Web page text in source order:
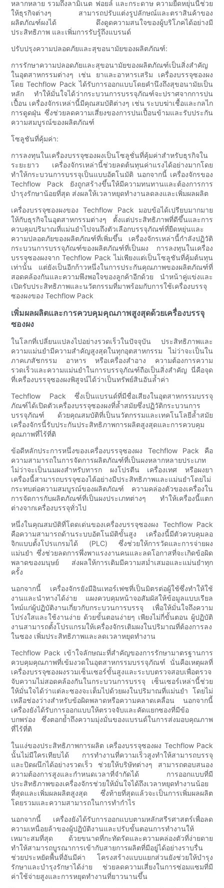
หลากหลาย รวมถึงลามิเนต ฟอยล์ และกระดาษ ความยืดหยุ่นนี้ช่วย
ให้ธุรกิจต่างๆ สามารถปรับแต่งรูปลักษณ์และตราสินค้าของ
ผลิตภัณฑ์ผงได้ ดึงดูดความสนใจของผู้บริโภคได้อย่างมี
ประสิทธิภาพ และเพิ่มการรับรู้ถึงแบรนด์
ปรับปรุงความปลอดภัยและสุขอนามัยของผลิตภัณฑ์:
การรักษาความปลอดภัยและสุขอนามัยของผลิตภัณฑ์เป็นสิ่งสำคัญ
ในอุตสาหกรรมต่างๆ เช่น ยาและอาหารเสริม เครื่องบรรจุซองผง
โดย Techflow Pack ได้รับการออกแบบโดยคำนึงถึงสุขอนามัยเป็น
หลัก ทำให้มั่นใจได้ว่ากระบวนการบรรจุภัณฑ์จะปราศจากการปน
เปื้อน เครื่องจักรเหล่านี้มีคุณสมบัติต่างๆ เช่น ระบบฆ่าเชื้อและกลไก
การดูดฝุ่น ซึ่งช่วยลดความเสี่ยงของการปนเปื้อนข้ามและรับประกัน
ความสมบูรณ์ของผลิตภัณฑ์
โซลูชันที่คุ้มค่า:
การลงทุนในเครื่องบรรจุซองผงเป็นโซลูชั่นที่คุ้มค่าสำหรับธุรกิจใน
ระยะยาว เครื่องจักรเหล่านี้ช่วยลดต้นทุนค่าแรงได้อย่างมากโดย
ทำให้กระบวนการบรรจุเป็นแบบอัตโนมัติ นอกจากนี้ เครื่องจักรของ
Techflow Pack ยังถูกสร้างขึ้นให้มีความทนทานและต้องการการ
บำรุงรักษาน้อยที่สุด ส่งผลให้เวลาหยุดทำงานลดลงและเพิ่มผลผลิต
เครื่องบรรจุซองผงของ Techflow Pack มอบข้อได้เปรียบมากมาย
ให้กับธุรกิจในอุตสาหกรรมต่างๆ ตั้งแต่ประสิทธิภาพที่ดีขึ้นและการ
ควบคุมปริมาณที่แม่นยำไปจนถึงตัวเลือกบรรจุภัณฑ์ที่ยืดหยุ่นและ
ความปลอดภัยของผลิตภัณฑ์ที่เพิ่มขึ้น เครื่องจักรเหล่านี้กำลังปฏิวัติ
กระบวนการบรรจุภัณฑ์ของผลิตภัณฑ์ที่เป็นผง การลงทุนในเครื่อง
บรรจุซองผงจาก Techflow Pack ไม่เพียงแต่เป็นโซลูชันที่คุ้มต้นทุน
เท่านั้น แต่ยังเป็นอีกก้าวหนึ่งในการประกันคุณภาพของผลิตภัณฑ์ที่
สอดคล้องกันและความพึงพอใจของลูกค้าอีกด้วย นำหน้าคู่แข่งและ
เปิดรับประสิทธิภาพและนวัตกรรมที่มาพร้อมกับการใช้เครื่องบรรจุ
ซองผงของ Techflow Pack
เพิ่มผลผลิตและการควบคุมคุณภาพสูงสุดด้วยเครื่องบรรจุ
ซองผง
ในโลกที่เปลี่ยนแปลงไปอย่างรวดเร็วในปัจจุบัน ประสิทธิภาพและ
ความแม่นยำมีความสำคัญสูงสุดในทุกอุตสาหกรรม ไม่ว่าจะเป็นใน
ภาคเภสัชกรรม อาหาร หรือเครื่องสำอาง ความต้องการความ
รวดเร็วและความแม่นยำในการบรรจุภัณฑ์ถือเป็นสิ่งสำคัญ นี่คือจุด
ที่เครื่องบรรจุซองผงพิสูจน์ได้ว่าเป็นทรัพย์สินอันล้ำค่า
Techflow Pack ซึ่งเป็นแบรนด์ที่มีชื่อเสียงในอุตสาหกรรมบรรจุ
ภัณฑ์ได้เปิดตัวเครื่องบรรจุซองผงที่ล้ำสมัยซึ่งปฏิวัติกระบวนการ
บรรจุภัณฑ์ ด้วยคุณสมบัติที่เป็นนวัตกรรมและเทคโนโลยีล้ำสมัย
เครื่องจักรนี้รับประกันประสิทธิภาพการผลิตสูงสุดและการควบคุม
คุณภาพที่ไร้ที่ติ
ข้อดีหลักประการหนึ่งของเครื่องบรรจุซองผง Techflow Pack คือ
ความสามารถในการจัดการผลิตภัณฑ์ที่เป็นผงหลากหลายประเภท
ไม่ว่าจะเป็นนมผงสำหรับทารก ผงโปรตีน เครื่องเทศ หรือผงยา
เครื่องนี้สามารถบรรจุซองได้อย่างมีประสิทธิภาพและแม่นยำโดยไม่
กระทบต่อความสมบูรณ์ของผลิตภัณฑ์ ความคล่องตัวของเครื่องใน
การจัดการกับผลิตภัณฑ์ที่เป็นผงประเภทต่างๆ ทำให้เครื่องนี้แตก
ต่างจากเครื่องบรรจุทั่วไป
หนึ่งในคุณสมบัติที่โดดเด่นของเครื่องบรรจุซองผง Techflow Pack
คือความสามารถด้านระบบอัตโนมัติขั้นสูง เครื่องนี้มีตัวควบคุมลอ
จิกแบบตั้งโปรแกรมได้ (PLC) ซึ่งช่วยให้การวัดและการจ่ายผง
แม่นยำ ซึ่งช่วยลดการพึ่งพาแรงงานคนและลดโอกาสที่จะเกิดข้อผิด
พลาดของมนุษย์ ส่งผลให้การเติมมีความสม่ำเสมอและแม่นยำทุก
ครั้ง
นอกจากนี้ เครื่องจักรยังมีอินเทอร์เฟซที่เป็นมิตรต่อผู้ใช้ซึ่งทำให้ใช้
งานและนำทางได้ง่าย แผงควบคุมหน้าจอสัมผัสให้ข้อมูลแบบเรียล
ไทม์แก่ผู้ปฏิบัติงานเกี่ยวกับกระบวนการบรรจุ เพื่อให้มั่นใจถึงความ
โปร่งใสและใช้งานง่าย ด้วยขั้นตอนง่ายๆ เพียงไม่กี่ขั้นตอน ผู้ปฏิบัติ
งานสามารถตั้งโปรแกรมให้เครื่องจักรเติมผงในปริมาณที่ต้องการลง
ในซอง เพิ่มประสิทธิภาพและลดเวลาหยุดทำงาน
Techflow Pack เข้าใจลักษณะที่สำคัญของการรักษามาตรฐานการ
ควบคุมคุณภาพที่เข้มงวดในอุตสาหกรรมบรรจุภัณฑ์ นั่นคือเหตุผลที่
เครื่องบรรจุซองผงรวมเซ็นเซอร์ขั้นสูงและระบบตรวจสอบเพื่อตรวจ
จับความไม่สอดคล้องกันในกระบวนการบรรจุ เซ็นเซอร์เหล่านี้ช่วย
ให้มั่นใจได้ว่าแต่ละซองจะเต็มไปด้วยผงในปริมาณที่แม่นยำ โดยไม่
เหลือช่องว่างสำหรับข้อผิดพลาดหรือความคลาดเคลื่อน นอกจากนี้
เครื่องยังได้รับการออกแบบให้ตรวจจับและคัดแยกซองที่มีข้อ
บกพร่อง ซึ่งตอกย้ำถึงความมุ่งมั่นของแบรนด์ในการส่งมอบคุณภาพ
ที่ไร้ที่ติ
ในแง่ของประสิทธิภาพการผลิต เครื่องบรรจุซองผง Techflow Pack
นั้นไม่มีใครเทียบได้ การทำงานที่ความเร็วสูงทำให้สามารถบรรจุ
และปิดผนึกได้อย่างรวดเร็ว ช่วยให้บริษัทต่างๆ สามารถตอบสนอง
ความต้องการสูงและกำหนดเวลาที่จำกัดได้ การออกแบบที่มี
ประสิทธิภาพของเครื่องจักรช่วยให้มั่นใจได้ถึงเวลาหยุดทำงานน้อย
ที่สุดและเพิ่มผลผลิตสูงสุด ซึ่งท้ายที่สุดแล้วจะเป็นการเพิ่มผลผลิต
โดยรวมและความสามารถในการทำกำไร
นอกจากนี้ เครื่องยังได้รับการออกแบบตามหลักสรีรศาสตร์เพื่อลด
ความเหนื่อยล้าของผู้ปฏิบัติงานและปรับขั้นตอนการทำงานให้
เหมาะสมที่สุด ด้วยขนาดที่กะทัดรัดและความคล่องตัวที่ง่ายดาย
ทำให้สามารถบูรณาการเข้ากับสายการผลิตที่มีอยู่ได้อย่างราบรื่น
ช่วยประหยัดพื้นที่อันมีค่า โครงสร้างแบบแยกส่วนยังช่วยให้บำรุง
รักษาและบำรุงรักษาได้ง่าย ช่วยลดความเสี่ยงในการซ่อมแซมที่มี
ค่าใช้จ่ายสูงและการหยุดทำงานที่ยาวนานขึ้น